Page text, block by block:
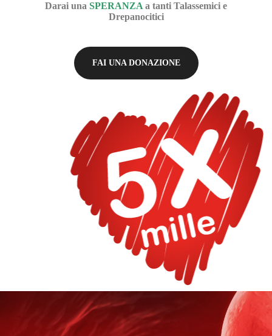
Darai una SPERANZAa tanti Talassemici e
Drepanocitici
FAI UNA DONAZIONE